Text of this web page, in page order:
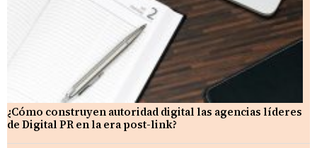
¿Cómo construyen autoridad digital las agencias líderes
de Digital PR en la era post-link?